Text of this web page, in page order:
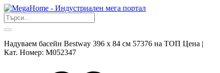
Надуваем басейн Bestway 396 x 84 см 57376 на ТОП Цена |
Кат. Номер: M052347